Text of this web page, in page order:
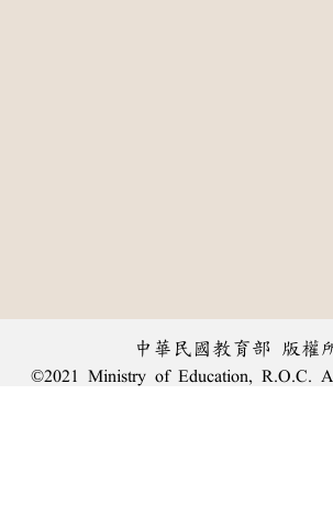
中華民國教育部 版權
©2021 Ministry of Education, R.O.C.